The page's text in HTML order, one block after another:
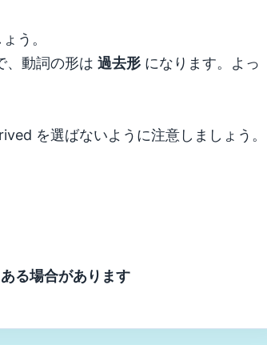
う。
、動詞の形は 過去形 になります。よっ
を選ばないように注意しましょう。
る場合があります